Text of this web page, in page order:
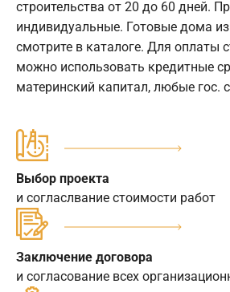
строительства от 20 до 60 дней.
индивидуальные. Готовые дома
смотрите в каталоге. Для оплаты
можно использовать кредитные
материнский капитал, любые гос.
Выбор проекта
и согласлвание стоимости работ
Заключение договора
и согласование всех